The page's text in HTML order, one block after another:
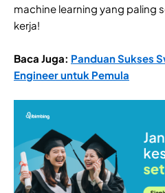
machine learning yang paling
kerja!
Baca Juga: Panduan Sukses
Engineer untuk Pemula